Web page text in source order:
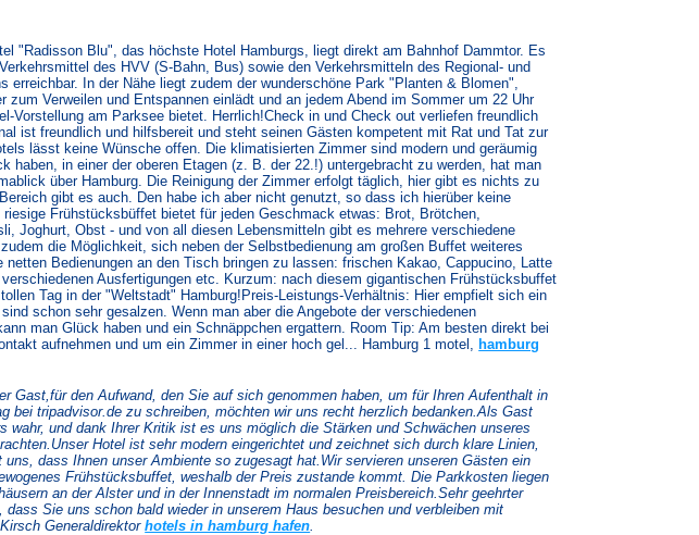
"Radisson Blu", das höchste Hotel Hamburgs, liegt direkt am Bahnhof Dammtor. Es
des HVV (S-Bahn, Bus) sowie den Verkehrsmitteln des Regional- und
erreichbar. In der Nähe liegt zudem der wunderschöne Park "Planten & Blomen",
zum Verweilen und Entspannen einlädt und an jedem Abend im Sommer um 22 Uhr
Vorstellung am Parksee bietet. Herrlich!Check in und Check out verliefen freundlich
ist freundlich und hilfsbereit und steht seinen Gästen kompetent mit Rat und Tat zur
lässt keine Wünsche offen. Die klimatisierten Zimmer sind modern und geräumig
haben, in einer der oberen Etagen (z. B. der 22.!) untergebracht zu werden, hat man
über Hamburg. Die Reinigung der Zimmer erfolgt täglich, hier gibt es nichts zu
gibt es auch. Den habe ich aber nicht genutzt, so dass ich hierüber keine
riesige Frühstücksbüffet bietet für jeden Geschmack etwas: Brot, Brötchen,
Joghurt, Obst - und von all diesen Lebensmitteln gibt es mehrere verschiedene
die Möglichkeit, sich neben der Selbstbedienung am großen Buffet weiteres
netten Bedienungen an den Tisch bringen zu lassen: frischen Kakao, Cappucino, Latte
Ausfertigungen etc. Kurzum: nach diesem gigantischen Frühstücksbuffet
Tag in der "Weltstadt" Hamburg!Preis-Leistungs-Verhältnis: Hier empfielt sich ein
schon sehr gesalzen. Wenn man aber die Angebote der verschiedenen
man Glück haben und ein Schnäppchen ergattern. Room Tip: Am besten direkt bei
aufnehmen und um ein Zimmer in einer hoch gel... Hamburg 1 motel, hamburg
Gast,für den Aufwand, den Sie auf sich genommen haben, um für Ihren Aufenthalt in
bei tripadvisor.de zu schreiben, möchten wir uns recht herzlich bedanken.Als Gast
wahr, und dank Ihrer Kritik ist es uns möglich die Stärken und Schwächen unseres
Hotel ist sehr modern eingerichtet und zeichnet sich durch klare Linien,
dass Ihnen unser Ambiente so zugesagt hat.Wir servieren unseren Gästen ein
Frühstücksbuffet, weshalb der Preis zustande kommt. Die Parkkosten liegen
an der Alster und in der Innenstadt im normalen Preisbereich.Sehr geehrter
dass Sie uns schon bald wieder in unserem Haus besuchen und verbleiben mit
Generaldirektorhotels in hamburg hafen